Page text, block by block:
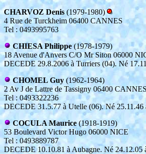
CHARVOZ Denis (1979-1980)
4 Rue de Turckheim 06400 CANNES
Tel : 0493995763
CHIESA Philippe (1978-1979)
18 Avenue d'Anvers C/O Mr Siton 06000
DECEDE 29.8.2006 à Turriers (04). Né
CHOMEL Guy (1962-1964)
2 Av J de Lattre de Tassigny 06400 CANNES
Tel : 0493322236
DECEDE 31.5.77 à Utelle (06). Né 25.11.46
COCULA Maurice(1918-1919)
53 Boulevard Victor Hugo 06000 NICE
Tel : 0493889787
DECEDE 10.10.81 à Aubagne. Né 24.12.05